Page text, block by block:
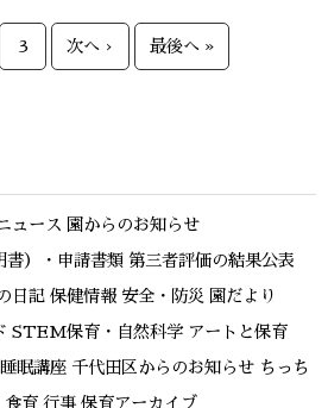
3 次へ › 最後へ »
ュース 園からのお知らせ
書）・申請書類 第三者評価の結果公表
日記 保健情報 安全・防災 園だより
STEM保育・自然科学 アートと保育
睡眠講座 千代田区からのお知らせ ちっち
食育 行事 保育アーカイブ